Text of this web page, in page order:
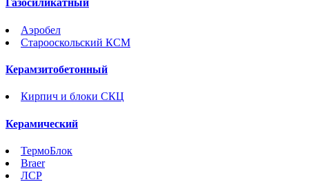
Газосиликатный
Аэробел
Старооскольский КСМ
Керамзитобетонный
Кирпич и блоки СКЦ
Керамический
ТермоБлок
Braer
ЛСР